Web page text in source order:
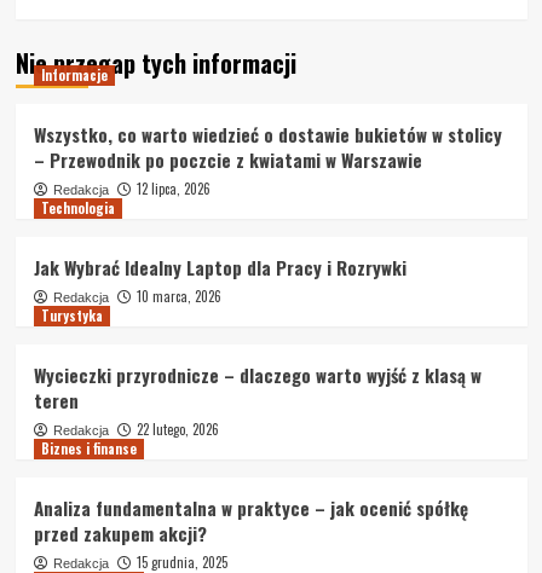
Nie przegap tych informacji
Informacje
Wszystko, co warto wiedzieć o dostawie bukietów w stolicy
– Przewodnik po poczcie z kwiatami w Warszawie
Redakcja
12 lipca, 2026
Technologia
Jak Wybrać Idealny Laptop dla Pracy i Rozrywki
Redakcja
10 marca, 2026
Turystyka
Wycieczki przyrodnicze – dlaczego warto wyjść z klasą w
teren
Redakcja
22 lutego, 2026
Biznes i finanse
Analiza fundamentalna w praktyce – jak ocenić spółkę
przed zakupem akcji?
Redakcja
15 grudnia, 2025